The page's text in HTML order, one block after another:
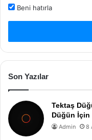
Beni hatırla
Son Yazılar
Tektaş
Düğün İçin
Admin 8